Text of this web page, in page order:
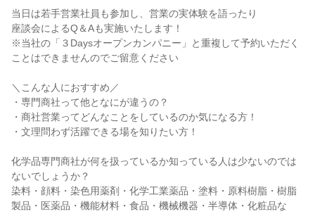
当日は若手営業社員も参加し、営業の実体験を語ったり
座談会によるQ＆Aも実施いたします！
※当社の「３Daysオープンカンパニー」と重複して予約いただく
ことはできませんのでご留意ください
＼こんな人におすすめ／
・専門商社って他となにが違うの？
・商社営業ってどんなことをしているのか気になる方！
・文理問わず活躍できる場を知りたい方！
化学品専門商社が何を扱っているか知っている人は少ないのでは
ないでしょうか？
染料・顔料・染色用薬剤・化学工業薬品・塗料・原料樹脂・樹脂
製品・医薬品・機能材料・食品・機械機器・半導体・化粧品な